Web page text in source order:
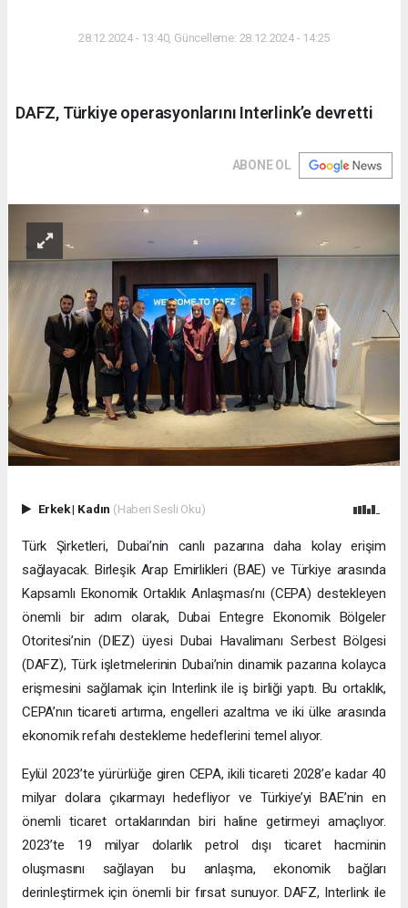
28.12.2024 - 13:40, Güncelleme: 28.12.2024 - 14:25
DAFZ, Türkiye operasyonlarını Interlink’e devretti
ABONE OL
Erkek| Kadın (Haberi Sesli Oku)
Türk Şirketleri, Dubai’nin canlı pazarına daha kolay erişim
sağlayacak. Birleşik Arap Emirlikleri (BAE) ve Türkiye arasında
Kapsamlı Ekonomik Ortaklık Anlaşması’nı (CEPA) destekleyen
önemli bir adım olarak, Dubai Entegre Ekonomik Bölgeler
Otoritesi’nin (DIEZ) üyesi Dubai Havalimanı Serbest Bölgesi
(DAFZ), Türk işletmelerinin Dubai’nin dinamik pazarına kolayca
erişmesini sağlamak için Interlink ile iş birliği yaptı. Bu ortaklık,
CEPA’nın ticareti artırma, engelleri azaltma ve iki ülke arasında
ekonomik refahı destekleme hedeflerini temel alıyor.
Eylül 2023’te yürürlüğe giren CEPA, ikili ticareti 2028’e kadar 40
milyar dolara çıkarmayı hedefliyor ve Türkiye’yi BAE’nin en
önemli ticaret ortaklarından biri haline getirmeyi amaçlıyor.
2023’te 19 milyar dolarlık petrol dışı ticaret hacminin
oluşmasını sağlayan bu anlaşma, ekonomik bağları
derinleştirmek için önemli bir fırsat sunuyor. DAFZ, Interlink ile